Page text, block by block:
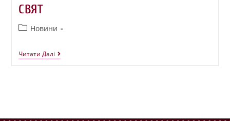
СВЯТ
Новини
Читати Далі